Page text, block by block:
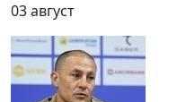
03 август